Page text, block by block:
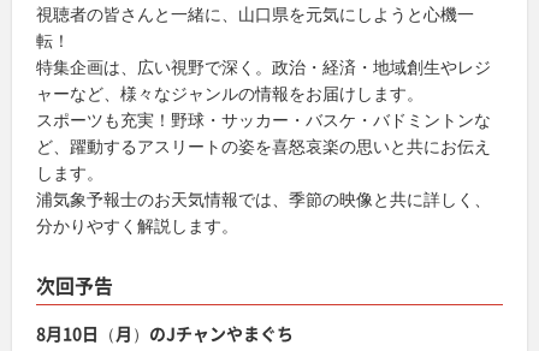
視聴者の皆さんと一緒に、山口県を元気にしようと心機一
転！
特集企画は、広い視野で深く。政治・経済・地域創生やレジ
ャーなど、様々なジャンルの情報をお届けします。
スポーツも充実！野球・サッカー・バスケ・バドミントンな
ど、躍動するアスリートの姿を喜怒哀楽の思いと共にお伝え
します。
浦気象予報士のお天気情報では、季節の映像と共に詳しく、
分かりやすく解説します。
次回予告
8月10日（月）のJチャンやまぐち